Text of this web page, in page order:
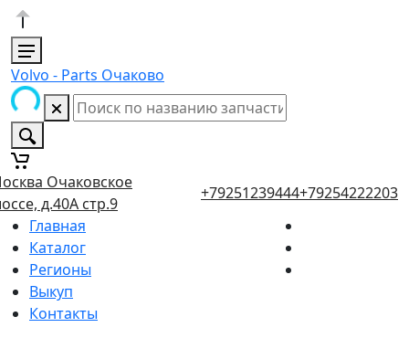
Volvo - Parts Очаково
Очаковское
д.40А стр.9
+79251239444+79254222203
Главная
Каталог
Регионы
Выкуп
Контакты